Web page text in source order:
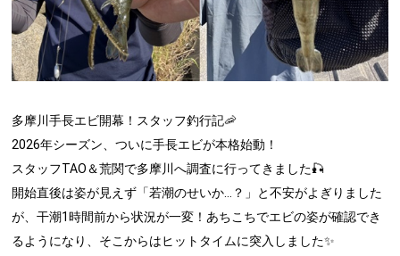
多摩川手長エビ開幕！スタッフ釣行記🦐
2026年シーズン、ついに手長エビが本格始動！
スタッフTAO＆荒関で多摩川へ調査に行ってきました🎣
開始直後は姿が見えず「若潮のせいか…？」と不安がよぎりました
が、干潮1時間前から状況が一変！あちこちでエビの姿が確認でき
るようになり、そこからはヒットタイムに突入しました✨